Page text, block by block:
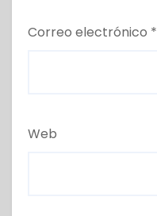
Correo electrónico *
Web